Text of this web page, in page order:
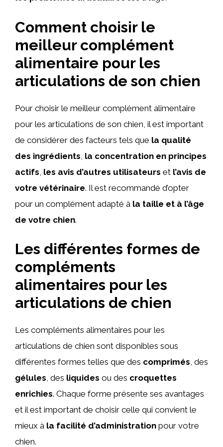
Comment choisir le
meilleur complément
alimentaire pour les
articulations de son chien
Pour choisir le meilleur complément alimentaire
pour les articulations de son chien, il est important
de considérer des facteurs tels que la qualité
des ingrédients la concentration en principes
actifs les avis d’autres utilisateurs et l’avis de
votre vétérinaire. Il est recommandé d’opter
pour un complément adapté à la taille et à l’âge
de votre chien.
Les différentes formes de
compléments
alimentaires pour les
articulations de chien
Les compléments alimentaires pour les
articulations de chien sont disponibles sous
différentes formes telles que des comprimés, des
gélules, des liquides ou des croquettes
enrichies. Chaque forme présente ses avantages
et il est important de choisir celle qui convient le
mieux à la facilité d’administration pour votre
chien.